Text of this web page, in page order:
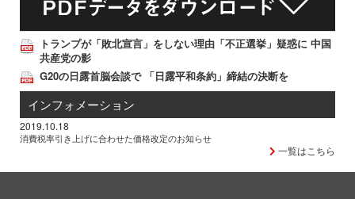
トランプが「敗北宣言」をしない理由「不正選挙」疑惑に 中国
共産党の影
G20の日露首脳会談で 「日露平和条約」締結の決断を
インフォメーション
2019.10.18
消費税率引き上げに合わせた価格改定のお知らせ
一覧はこちら